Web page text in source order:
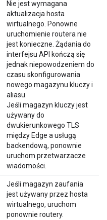
Nie jest wymagana
aktualizacja hosta
wirtualnego. Ponowne
uruchomienie routera nie
jest konieczne. Żądania do
interfejsu API kończą się
jednak niepowodzeniem do
czasu skonfigurowania
nowego magazynu kluczy i
aliasu.
Jeśli magazyn kluczy jest
używany do
dwukierunkowego TLS
między Edge a usługą
backendową, ponownie
uruchom przetwarzacze
wiadomości.
Jeśli magazyn zaufania
jest używany przez hosta
wirtualnego, uruchom
ponownie routery.